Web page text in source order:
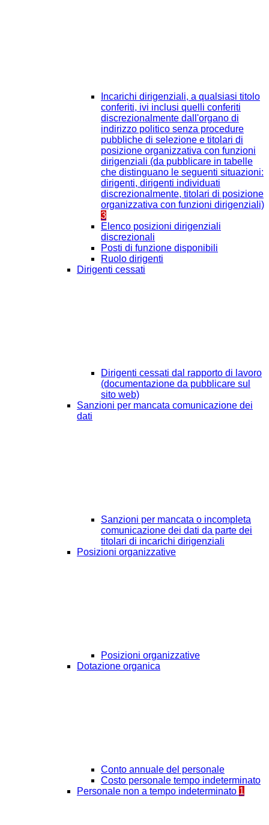
Incarichi dirigenziali, a qualsiasi titolo
conferiti, ivi inclusi quelli conferiti
discrezionalmente dall'organo di
indirizzo politico senza procedure
pubbliche di selezione e titolari di
posizione organizzativa con funzioni
dirigenziali (da pubblicare in tabelle
che distinguano le seguenti situazioni:
dirigenti, dirigenti individuati
discrezionalmente, titolari di posizione
organizzativa con funzioni dirigenziali)
3
Elenco posizioni dirigenziali
discrezionali
Posti di funzione disponibili
Ruolo dirigenti
Dirigenti cessati
Dirigenti cessati dal rapporto di lavoro
(documentazione da pubblicare sul
sito web)
Sanzioni per mancata comunicazione dei
dati
Sanzioni per mancata o incompleta
comunicazione dei dati da parte dei
titolari di incarichi dirigenziali
Posizioni organizzative
Posizioni organizzative
Dotazione organica
Conto annuale del personale
Costo personale tempo indeterminato
Personale non a tempo indeterminato 1